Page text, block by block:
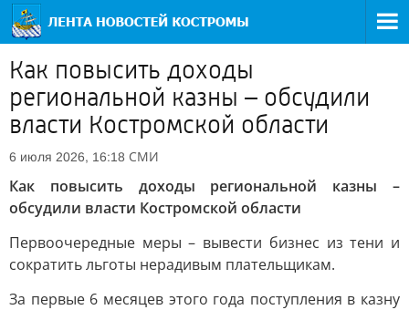
Как повысить доходы
региональной казны – обсудили
власти Костромской области
6 июля 2026, 16:18 СМИ
Как повысить доходы региональной казны –
обсудили власти Костромской области
Первоочередные меры – вывести бизнес из тени и
сократить льготы нерадивым плательщикам.
За первые 6 месяцев этого года поступления в казну